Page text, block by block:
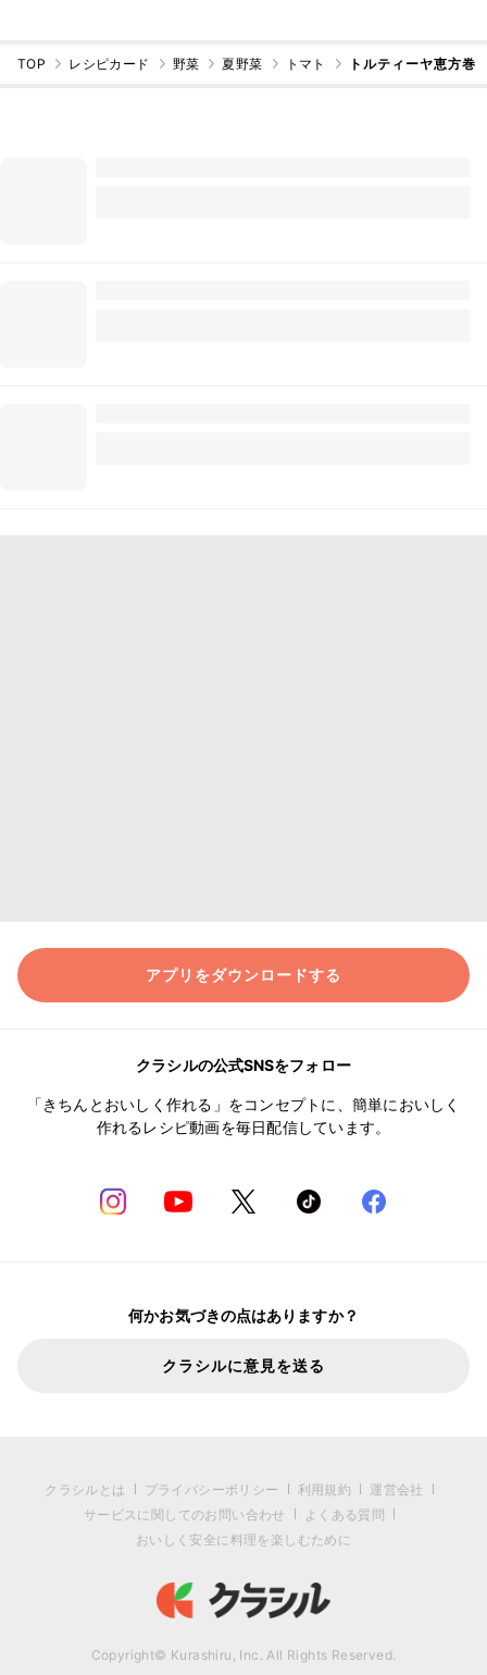
TOP レシピカード 野菜 夏野菜 トマト トルティーヤ恵方巻
アプリをダウンロードする
クラシルの公式SNSをフォロー
「きちんとおいしく作れる」をコンセプトに、簡単においしく
作れるレシピ動画を毎日配信しています。
何かお気づきの点はありますか？
クラシルに意見を送る
クラシルとは プライバシーポリシー 利用規約
運営会社
サービスに関してのお問い合わせ
よくある質問
おいしく安全に料理を楽しむために
Copyright© Kurashiru, Inc. All Rights Reserved.